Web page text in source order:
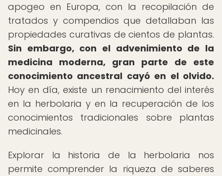
apogeo en Europa, con la recopilación de
tratados y compendios que detallaban las
propiedades curativas de cientos de plantas.
Sin embargo, con el advenimiento de la
medicina moderna, gran parte de este
conocimiento ancestral cayó en el olvido.
Hoy en día, existe un renacimiento del interés
en la herbolaria y en la recuperación de los
conocimientos tradicionales sobre plantas
medicinales.
Explorar la historia de la herbolaria nos
permite comprender la riqueza de saberes